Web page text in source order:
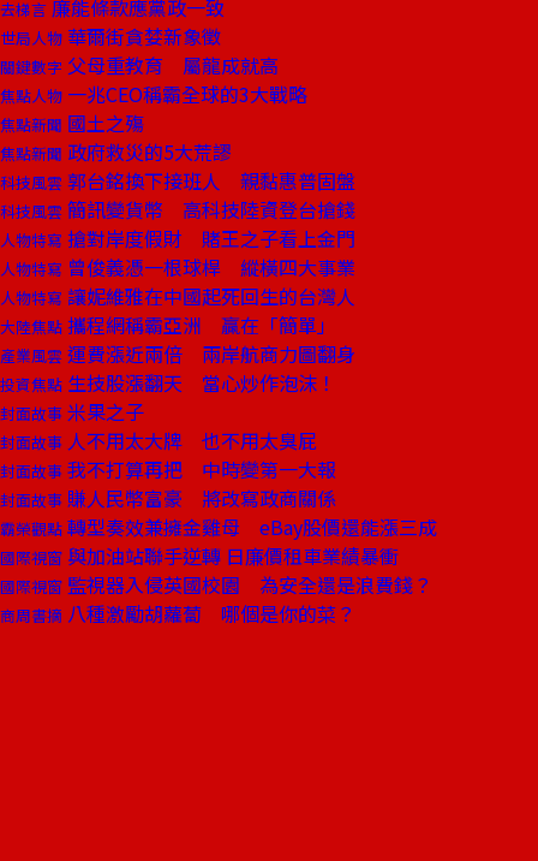
去梯言 廉能條款應黨政一致
世局人物 華爾街貪婪新象徵
關鍵數字 父母重教育 屬龍成就高
焦點人物 一兆CEO稱霸全球的3大戰略
焦點新聞 國土之殤
焦點新聞 政府救災的5大荒謬
科技風雲 郭台銘換下接班人 親黏惠普固盤
科技風雲 簡訊變貨幣 高科技陸資登台搶錢
人物特寫 搶對岸度假財 賭王之子看上金門
人物特寫 曾俊義憑一根球桿 縱橫四大事業
人物特寫 讓妮維雅在中國起死回生的台灣人
大陸焦點 攜程網稱霸亞洲 贏在「簡單」
產業風雲 運費漲近兩倍 兩岸航商力圖翻身
投資焦點 生技股漲翻天 當心炒作泡沫！
封面故事 米果之子
封面故事 人不用太大牌 也不用太臭屁
封面故事 我不打算再把 中時變第一大報
封面故事 賺人民幣富豪 將改寫政商關係
霸榮觀點 轉型奏效兼擁金雞母 eBay股價還能漲三成
國際視窗 與加油站聯手逆轉 日廉價租車業績暴衝
國際視窗 監視器入侵英國校園 為安全還是浪費錢？
商周書摘 八種激勵胡蘿蔔 哪個是你的菜？